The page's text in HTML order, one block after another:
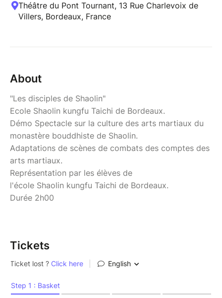
Théâtre du Pont Tournant, 13 Rue Charlevoix de
Villers, Bordeaux, France
About
"Les disciples de Shaolin"
Ecole Shaolin kungfu Taichi de Bordeaux.
Démo Spectacle sur la culture des arts martiaux du
monastère bouddhiste de Shaolin.
Adaptations de scènes de combats des comptes des
arts martiaux.
Représentation par les élèves de
l'école Shaolin kungfu Taichi de Bordeaux.
Durée 2h00
Tickets